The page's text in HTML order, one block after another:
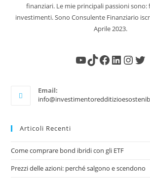
finanziari. Le mie principali passioni sono:
investimenti. Sono Consulente Finanziario
Aprile 2023.
Email:
Articoli Recenti
Come comprare bond ibridi con gli ETF
Prezzi delle azioni: perché salgono e scendono